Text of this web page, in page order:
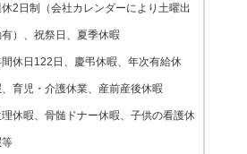
休2日制（会社カレンダーにより土曜出
有）、祝祭日、夏季休暇
間休日122日、慶弔休暇、年次有給休
、育児・介護休業、産前産後休暇
理休暇、骨髄ドナー休暇、子供の看護休
等